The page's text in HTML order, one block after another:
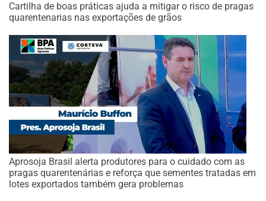
Cartilha de boas práticas ajuda a mitigar o risco de pragas
quarentenarias nas exportações de grãos
Aprosoja Brasil alerta produtores para o cuidado com as
pragas quarentenárias e reforça que sementes tratadas em
lotes exportados também gera problemas